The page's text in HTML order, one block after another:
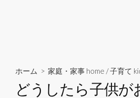
ホーム > 家庭・家事 home /子育て
どうしたら子供が